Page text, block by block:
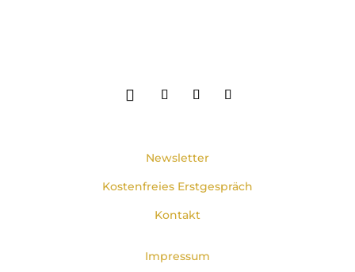
Newsletter
Kostenfreies Erstgespräch
Kontakt
Impressum